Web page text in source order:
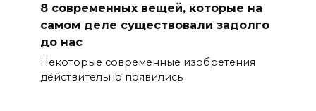
8 современных вещей, которые на
самом деле существовали задолго
до нас
Некоторые современные изобретения
действительно появились